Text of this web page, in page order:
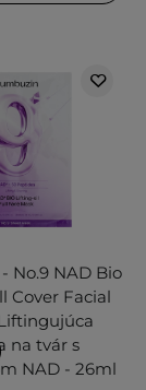
No.9 NAD Bio
Cover Facial
na tvár s
NAD - 26ml